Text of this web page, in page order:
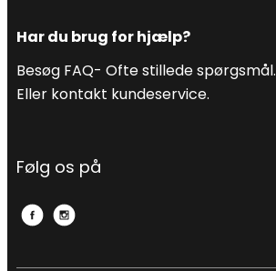
Har du brug for hjælp?
Besøg FAQ- Ofte stillede spørgsmål.
Eller kontakt kundeservice.
Følg os på